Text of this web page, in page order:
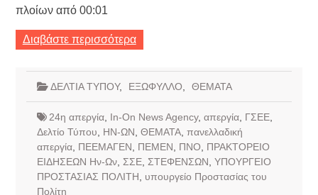
πλοίων από 00:01
Διαβάστε περισσότερα
ΔΕΛΤΙΑ ΤΥΠΟΥ, ΕΞΩΦΥΛΛΟ ΘΕΜΑΤΑ
24η απεργία, In-On News Agency, απεργία, ΓΣΕΕ,
Δελτίο Τύπου
ΗΝ-ΩΝ ΘΕΜΑΤΑ, πανελλαδική
απεργία, ΠΕΕΜΑΓΕΝ ΠΕΜΕΝ ΠΝΟ
ΠΡΑΚΤΟΡΕΙΟ
ΕΙΔΗΣΕΩΝ Ην-Ων, ΣΣΕ, ΣΤΕΦΕΝΣΩΝ ΥΠΟΥΡΓΕΙΟ
ΠΡΟΣΤΑΣΙΑΣ ΠΟΛΙΤΗ
υπουργείο Προστασίας του
Πολίτη